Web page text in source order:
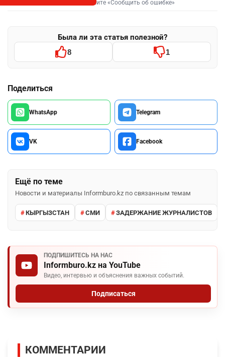
Выделите фрагмент и нажмите «Сообщить об ошибке»
Была ли эта статья полезной?
8 1
Поделиться
WhatsApp Telegram
VK Facebook
Ещё по теме
Новости и материалы Informburo.kz по связанным темам
КЫРГЫЗСТАН СМИ ЗАДЕРЖАНИЕ ЖУРНАЛИСТОВ
ПОДПИШИТЕСЬ НА НАС
Informburo.kz на YouTube
Видео, интервью и объяснения важных событий.
Подписаться
КОММЕНТАРИИ